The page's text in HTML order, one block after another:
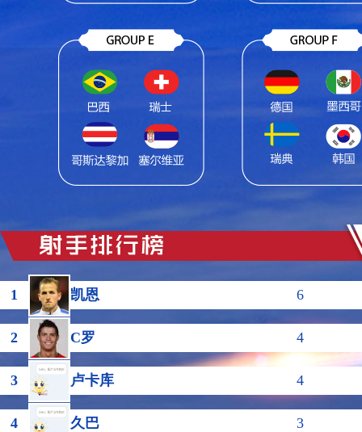
1 凯恩 6
2 C罗 4
3 卢卡库 4
4 久巴 3